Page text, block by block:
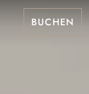
BUCHEN